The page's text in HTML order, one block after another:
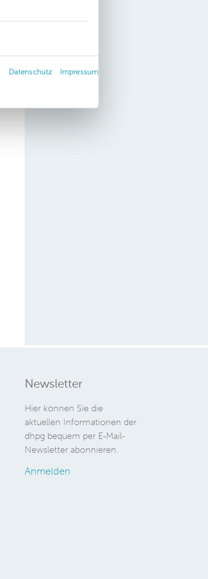
Datenschutz Impressum
Newsletter
Hier können Sie die
aktuellen Informationen der
dhpg bequem per E-Mail-
Newsletter abonnieren.
Anmelden